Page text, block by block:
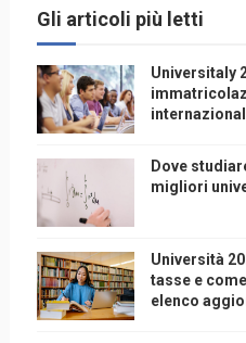
Gli articoli più letti
Universitaly
Dove
migliori
Università
tasse e
elenco